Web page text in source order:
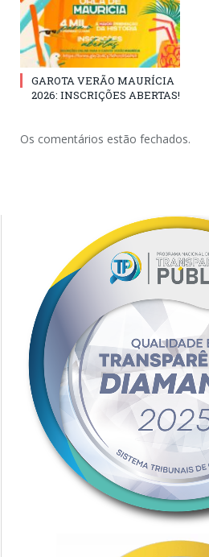
GAROTA VERÃO MAURÍCIA
2026: INSCRIÇÕES ABERTAS!
Os comentários estão fechados.